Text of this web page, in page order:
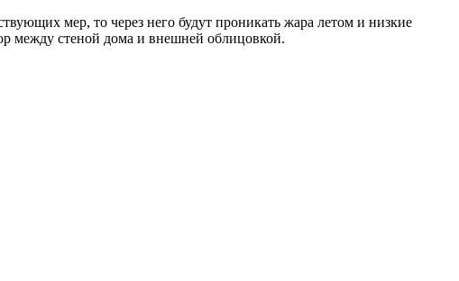
мер, то через него будут проникать жара летом и низкие
между стеной дома и внешней облицовкой.